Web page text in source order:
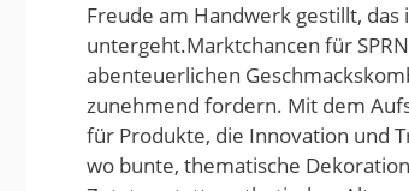
Freude am Handwerk gestillt,
untergeht.Marktchancen für
abenteuerlichen
zunehmend fordern. Mit dem
für Produkte, die Innovation und
wo bunte, thematische